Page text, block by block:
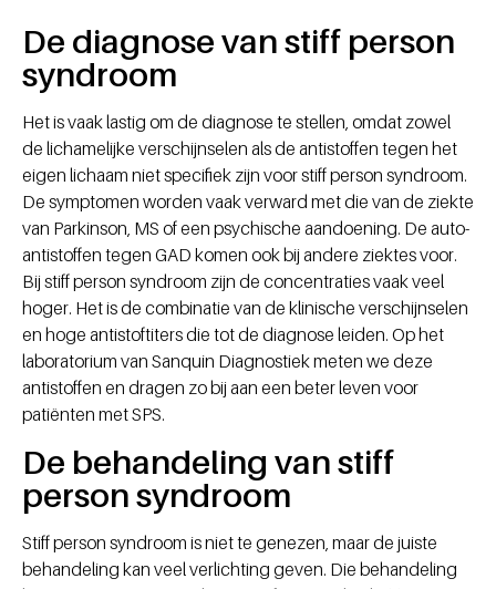
De diagnose van stiff person
syndroom
Het is vaak lastig om de diagnose te stellen, omdat zowel
de lichamelijke verschijnselen als de antistoffen tegen het
eigen lichaam niet specifiek zijn voor stiff person syndroom.
De symptomen worden vaak verward met die van de ziekte
van Parkinson, MS of een psychische aandoening. De auto-
antistoffen tegen GAD komen ook bij andere ziektes voor.
Bij stiff person syndroom zijn de concentraties vaak veel
hoger. Het is de combinatie van de klinische verschijnselen
en hoge antistoftiters die tot de diagnose leiden. Op het
laboratorium van Sanquin Diagnostiek meten we deze
antistoffen en dragen zo bij aan een beter leven voor
patiënten met SPS.
De behandeling van stiff
person syndroom
Stiff person syndroom is niet te genezen, maar de juiste
behandeling kan veel verlichting geven. Die behandeling